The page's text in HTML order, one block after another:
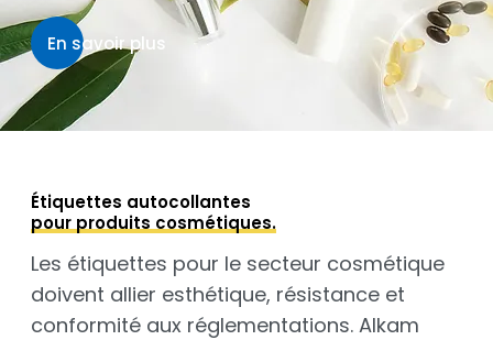
En savoir plus
Les étiquettes pour le secteur cosmétique
doivent allier esthétique, résistance et
conformité aux réglementations. Alkam
Étiquettes autocollantes
pour produits cosmétiques.